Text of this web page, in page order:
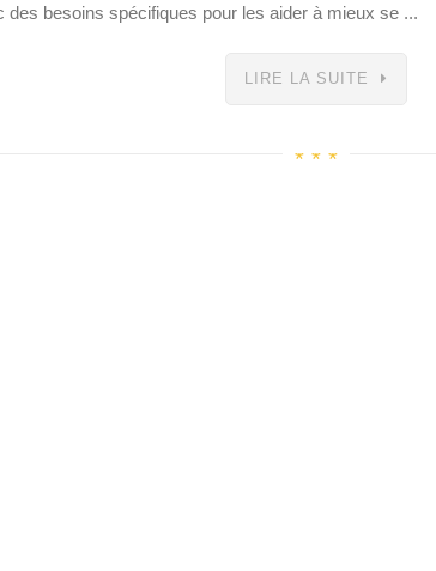
des besoins spécifiques pour les aider à mieux se ...
LIRE LA SUITE